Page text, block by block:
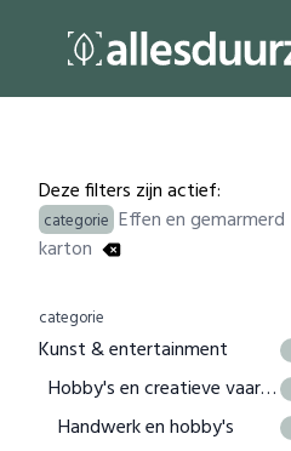
Filters
Deze filters zijn actief:
categorie Effen en gemarmerd
karton
categorie
Kunst & entertainment
Hobby's en creatieve vaardigheden
Handwerk en hobby's